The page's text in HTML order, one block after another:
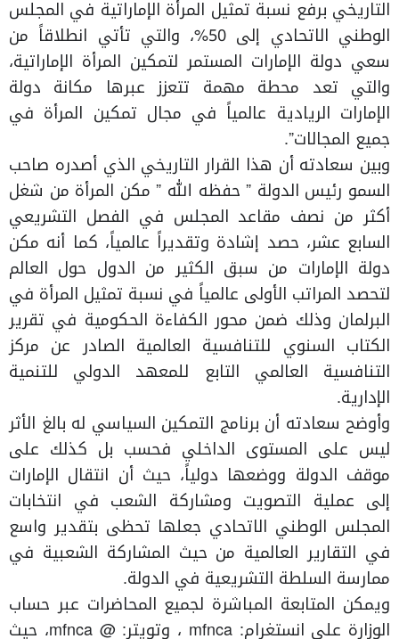
التاريخي برفع نسبة تمثيل المرأة الإماراتية في المجلس
الوطني الاتحادي إلى 50%، والتي تأتي انطلاقاً من
سعي دولة الإمارات المستمر لتمكين المرأة الإماراتية،
والتي تعد محطة مهمة تتعزز عبرها مكانة دولة
الإمارات الريادية عالمياً في مجال تمكين المرأة في
جميع المجالات”.
وبين سعادته أن هذا القرار التاريخي الذي أصدره صاحب
السمو رئيس الدولة ” حفظه الله ” مكن المرأة من شغل
أكثر من نصف مقاعد المجلس في الفصل التشريعي
السابع عشر، حصد إشادة وتقديراً عالمياً، كما أنه مكن
دولة الإمارات من سبق الكثير من الدول حول العالم
لتحصد المراتب الأولى عالمياً في نسبة تمثيل المرأة في
البرلمان وذلك ضمن محور الكفاءة الحكومية في تقرير
الكتاب السنوي للتنافسية العالمية الصادر عن مركز
التنافسية العالمي التابع للمعهد الدولي للتنمية
الإدارية.
وأوضح سعادته أن برنامج التمكين السياسي له بالغ الأثر
ليس على المستوى الداخلي فحسب بل كذلك على
موقف الدولة ووضعها دولياً، حيث أن انتقال الإمارات
إلى عملية التصويت ومشاركة الشعب في انتخابات
المجلس الوطني الاتحادي جعلها تحظى بتقدير واسع
في التقارير العالمية من حيث المشاركة الشعبية في
ممارسة السلطة التشريعية في الدولة.
ويمكن المتابعة المباشرة لجميع المحاضرات عبر حساب
الوزارة على انستغرام: mfnca ، وتويتر: @ mfnca، حيث